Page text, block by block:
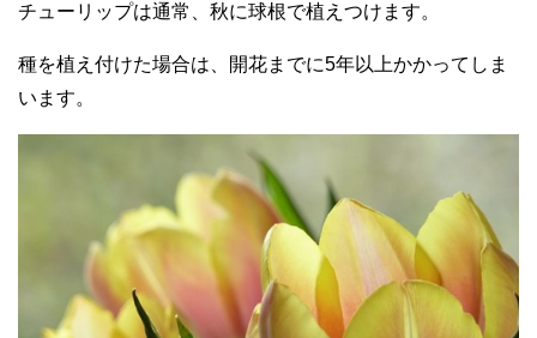
チューリップは通常、秋に球根で植えつけます。
種を植え付けた場合は、開花までに5年以上かかってしま
います。